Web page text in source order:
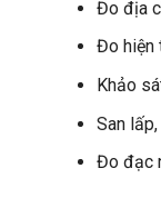
Đo địa
Đo hiện
Khảo
San
Đo đạc